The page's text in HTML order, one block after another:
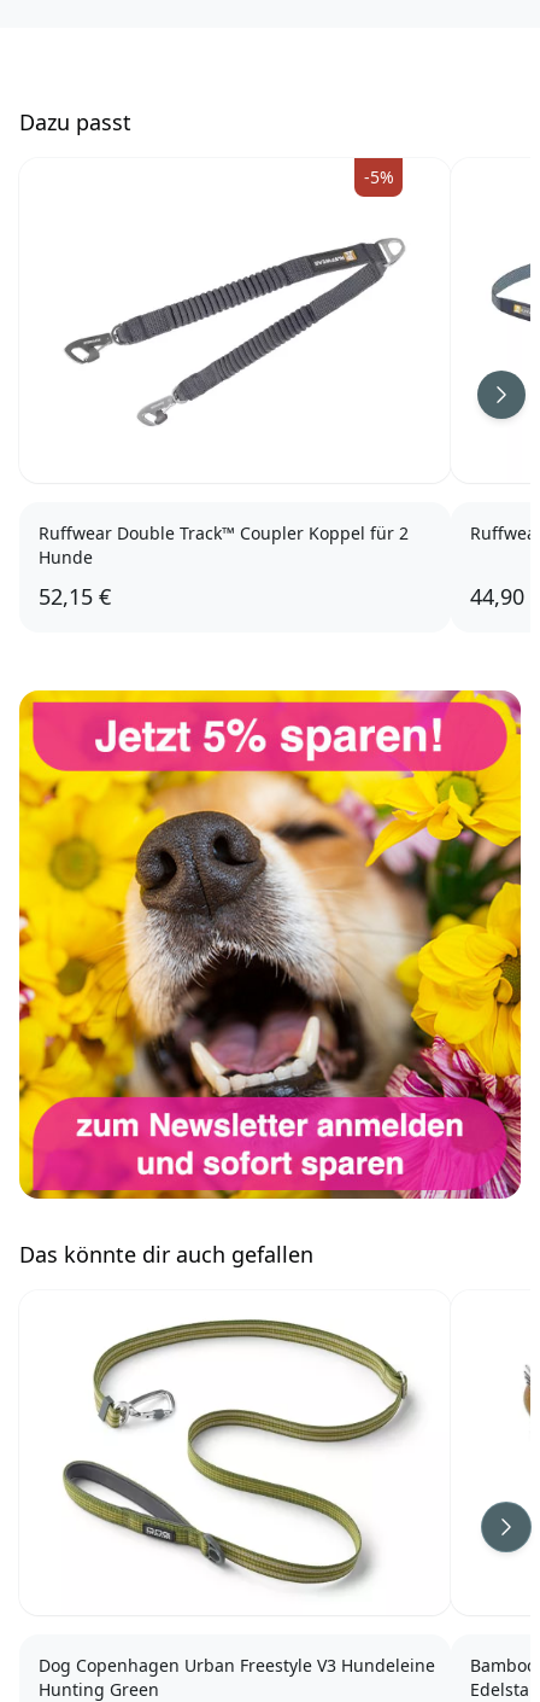
Dazu passt
-5%
Ruffwear Double Track™ Coupler Koppel für 2
Hunde
52,15 € 44,90
Das könnte dir auch gefallen
Dog Copenhagen Urban Freestyle V3 Hundeleine
Hunting Green